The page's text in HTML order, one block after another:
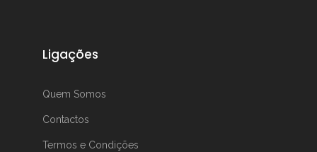
Ligações
Quem Somos
Contactos
Termos e Condições